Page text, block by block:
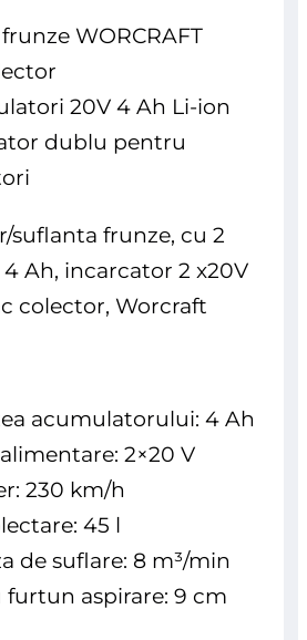
WORCRAFT
20V 4 Ah Li-ion
dublu pentru
acumulatorului: 4 Ah
2×20 V
230 km/h
45 l
de suflare: 8 m³/min
aspirare: 9 cm